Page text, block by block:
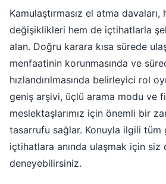
Kamulaştırmasız el atma
değişiklikleri hem de içtihatlarla
alan. Doğru karara kısa sürede
menfaatinin korunmasında ve
hızlandırılmasında belirleyici rol
geniş arşivi, üçlü arama modu ve
meslektaşlarımız için önemli bir
tasarrufu sağlar. Konuyla ilgili tüm
içtihatlara anında ulaşmak için siz
deneyebilirsiniz.